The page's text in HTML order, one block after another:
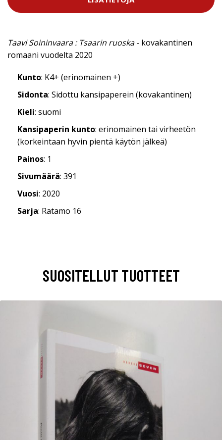
Taavi Soininvaara : Tsaarin ruoska- kovakantinen
romaani vuodelta 2020
Kunto: K4+ (erinomainen +)
Sidonta: Sidottu kansipaperein (kovakantinen)
Kieli: suomi
Kansipaperin kunto: erinomainen tai virheetön
(korkeintaan hyvin pientä käytön jälkeä)
Painos: 1
Sivumäärä: 391
Vuosi: 2020
Sarja: Ratamo 16
SUOSITELLUT TUOTTEET